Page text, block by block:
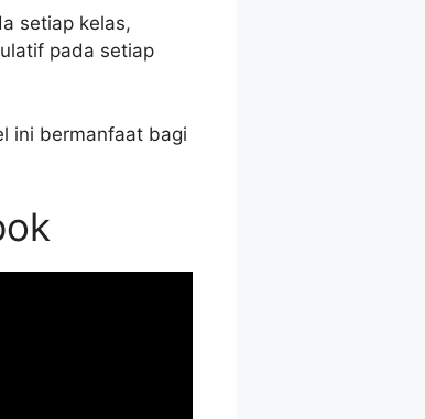
setiap kelas,
pada setiap
ini bermanfaat bagi